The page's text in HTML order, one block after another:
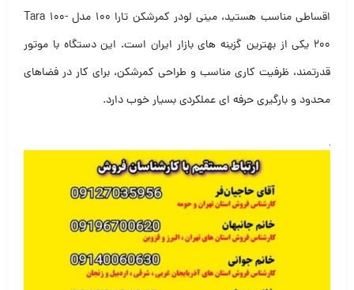
اقساطی مناسب هستید، مینی لودر کمرشکن تارا ۱۰۰ مدل Tara 100-
200 یکی از بهترین گزینه های بازار ایران است. این دستگاه با موتور
قدرتمند، ظرفیت کاری مناسب و طراحی کمرشکن، برای کار در فضاهای
محدود و بارگیری حرفه ای عملکردی بسیار خوب دارد.